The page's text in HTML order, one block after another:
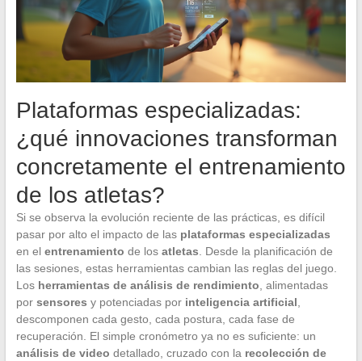
Plataformas especializadas:
¿qué innovaciones transforman
concretamente el entrenamiento
de los atletas?
Si se observa la evolución reciente de las prácticas, es difícil
pasar por alto el impacto de las plataformas especializadas
en el entrenamiento de los atletas . Desde la planificación de
las sesiones, estas herramientas cambian las reglas del juego.
Los herramientas de análisis de rendimiento , alimentadas
por sensores y potenciadas por inteligencia artificial
descomponen cada gesto, cada postura, cada fase de
recuperación. El simple cronómetro ya no es suficiente: un
análisis de video detallado, cruzado con la recolección de